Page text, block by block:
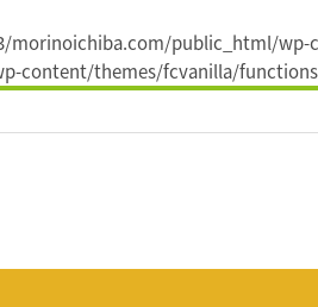
morinoichiba.com/public_html/wp-
content/themes/fcvanilla/